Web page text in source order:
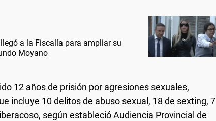
a la Fiscalía para ampliar su
Moyano
12 años de prisión por agresiones sexuales,
incluye 10 delitos de abuso sexual, 18 de sexting, 7
según estableció Audiencia Provincial de